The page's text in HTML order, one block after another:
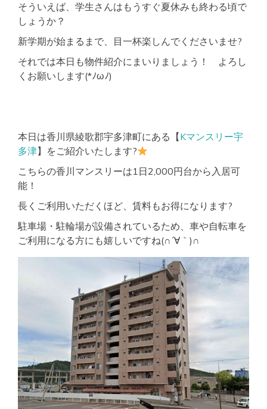
そういえば、学生さんはもうすぐ夏休みも終わる頃で
しょうか？
新学期が始まるまで、目一杯楽しんでくださいませ?
それでは本日も物件紹介にまいりましょう！ よろし
くお願いします(*ﾉωﾉ)
本日は香川県綾歌郡宇多津町にある【Kマンスリー宇
多津】をご紹介いたします?
こちらの香川マンスリーは1日2,000円台から入居可
能！
長くご利用いただくほど、賃料もお得になります?
駐車場・駐輪場が設備されているため、車や自転車を
ご利用になる方にも嬉しいですね(∩´∀｀)∩